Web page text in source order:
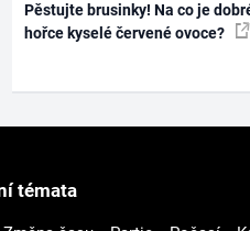
Pěstujte brusinky! Na co je
hořce kyselé červené ovoce?
témata